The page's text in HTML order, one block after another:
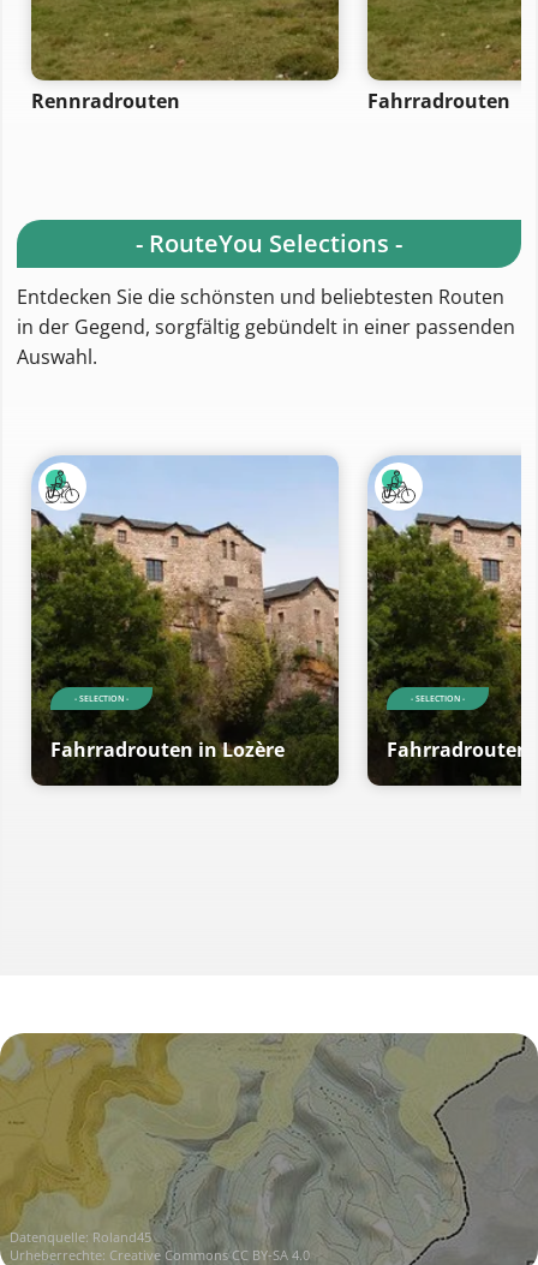
Rennradrouten Fahrradrouten
- RouteYou Selections -
Entdecken Sie die schönsten und beliebtesten Routen
in der Gegend, sorgfältig gebündelt in einer passenden
Auswahl.
- SELECTION -
Fahrradrouten in Lozère
- SELECTION -
Fahrradrouten
Datenquelle: Roland45
Urheberrechte: Creative Commons CC BY-SA 4.0